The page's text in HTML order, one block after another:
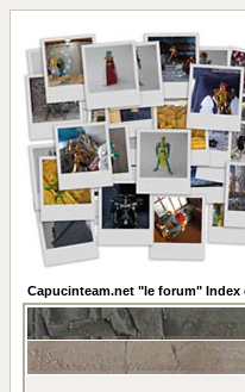
Capucinteam.net "le forum" Index